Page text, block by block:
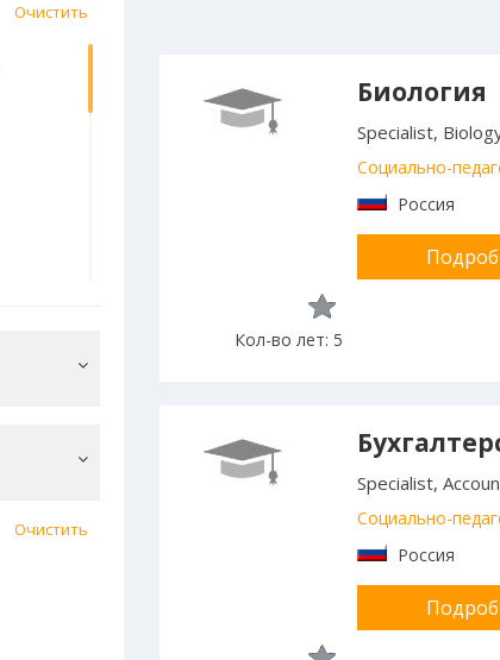
Очистить
Очистить
Биология
Specialist,
Социально-
Россия
Кол-во лет: 5
Specialist,
Социально-
Россия